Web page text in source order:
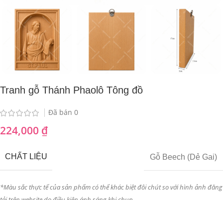
Tranh gỗ Thánh Phaolô Tông đồ
Đã bán 0
224,000 ₫
CHẤT LIỆU Gỗ Beech (Dẻ Gai)
*Màu sắc thực tế của sản phẩm có thể khác biệt đôi chút so với hình ảnh đăng